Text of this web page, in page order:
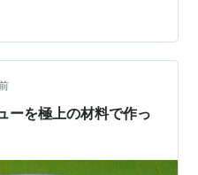
ーを極上の材料で作っ